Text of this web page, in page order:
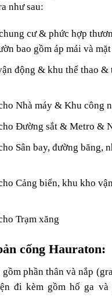
như sau:
cư & phức hợp
bao gồm áp mái và
động & khu thể thao &
Nhà máy & Khu công
Đường sắt & Metro &
Sân bay, đường băng,
Cảng biển, khu kho
Trạm xăng
cống Hauraton:
phần thân và nắp
đi kèm gồm hố ga và